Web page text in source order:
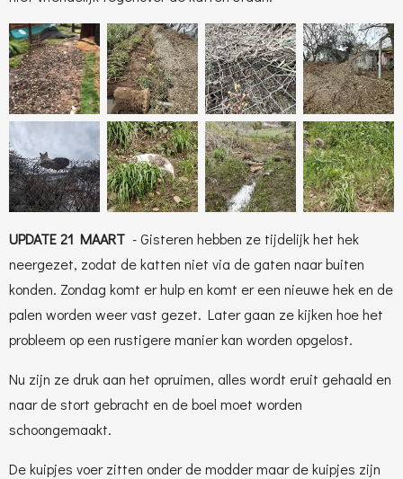
UPDATE 21 MAART - Gisteren hebben ze tijdelijk het hek
neergezet, zodat de katten niet via de gaten naar buiten
konden. Zondag komt er hulp en komt er een nieuwe hek en de
palen worden weer vast gezet. Later gaan ze kijken hoe het
probleem op een rustigere manier kan worden opgelost.
Nu zijn ze druk aan het opruimen, alles wordt eruit gehaald en
naar de stort gebracht en de boel moet worden
schoongemaakt.
De kuipjes voer zitten onder de modder maar de kuipjes zijn